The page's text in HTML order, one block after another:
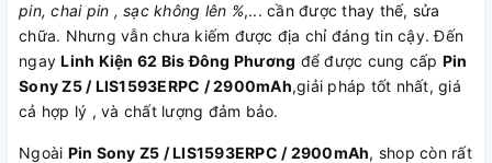
pin, chai pin , sạc không lên %,... cần được thay thế, sửa
chữa. Nhưng vẫn chưa kiếm được địa chỉ đáng tin cậy. Đến
ngayLinh Kiện 62 Bis Đông Phương để được cung cấp Pin
Sony Z5 / LIS1593ERPC / 2900mAh,giải pháp tốt nhất, giá
cả hợp lý , và chất lượng đảm bảo.
Ngoài Pin Sony Z5 / LIS1593ERPC / 2900mAh, shop còn rất